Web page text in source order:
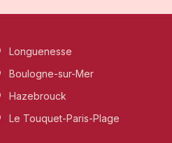
Longuenesse
Boulogne-sur-Mer
Hazebrouck
Le Touquet-Paris-Plage